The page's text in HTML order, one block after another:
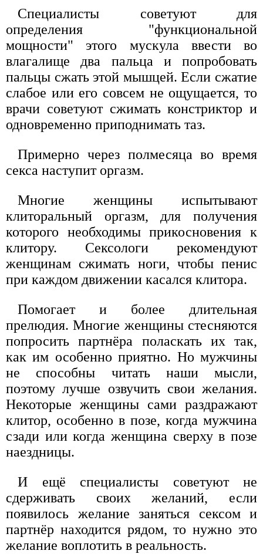
Специалисты советуют для
определения "функциональной
мощности" этого мускула ввести во
влагалище два пальца и попробовать
пальцы сжать этой мышцей. Если сжатие
слабое или его совсем не ощущается, то
врачи советуют сжимать констриктор и
одновременно приподнимать таз.
Примерно через полмесяца во время
секса наступит оргазм.
Многие женщины испытывают
клиторальный оргазм, для получения
которого необходимы прикосновения к
клитору. Сексологи рекомендуют
женщинам сжимать ноги, чтобы пенис
при каждом движении касался клитора.
Помогает и более длительная
прелюдия. Многие женщины стесняются
попросить партнёра поласкать их так,
как им особенно приятно. Но мужчины
не способны читать наши мысли,
поэтому лучше озвучить свои желания.
Некоторые женщины сами раздражают
клитор, особенно в позе, когда мужчина
сзади или когда женщина сверху в позе
наездницы.
И ещё специалисты советуют не
сдерживать своих желаний, если
появилось желание заняться сексом и
партнёр находится рядом, то нужно это
желание воплотить в реальность.